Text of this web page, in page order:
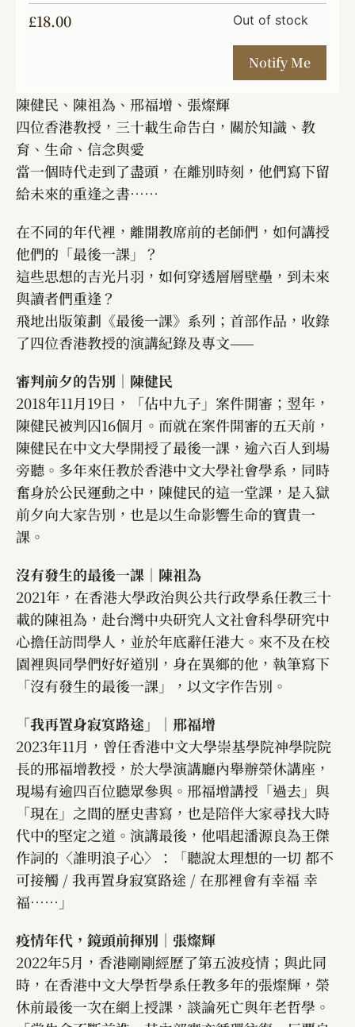
£18.00 Out of stock
陳健民、陳祖為、邢福增、張燦輝
四位香港教授，三十載生命告白，關於知識、教
育、生命、信念與愛
當一個時代走到了盡頭，在離別時刻，他們寫下留
給未來的重逢之書⋯⋯
在不同的年代裡，離開教席前的老師們，如何講授
他們的「最後一課」？
這些思想的吉光片羽，如何穿透層層壁壘，到未來
與讀者們重逢？
飛地出版策劃《最後一課》系列；首部作品，收錄
了四位香港教授的演講紀錄及專文——
審判前夕的告別｜陳健民
2018年11月19日，「佔中九子」案件開審；翌年，
陳健民被判囚16個月。而就在案件開審的五天前，
陳健民在中文大學開授了最後一課，逾六百人到場
旁聽。多年來任教於香港中文大學社會學系，同時
奮身於公民運動之中，陳健民的這一堂課，是入獄
前夕向大家告別，也是以生命影響生命的寶貴一
課。
沒有發生的最後一課｜陳祖為
2021年，在香港大學政治與公共行政學系任教三十
載的陳祖為，赴台灣中央研究人文社會科學研究中
心擔任訪問學人，並於年底辭任港大。來不及在校
園裡與同學們好好道別，身在異鄉的他，執筆寫下
「沒有發生的最後一課」，以文字作告別。
「我再置身寂寞路途」｜邢福增
2023年11月，曾任香港中文大學崇基學院神學院院
長的邢福增教授，於大學演講廳內舉辦榮休講座，
現場有逾四百位聽眾參與。邢福增講授「過去」與
「現在」之間的歷史書寫，也是陪伴大家尋找大時
代中的堅定之道。演講最後，他唱起潘源良為王傑
作詞的〈誰明浪子心〉：「聽說太理想的一切 都不
可接觸 / 我再置身寂寞路途 / 在那裡會有幸福 幸
福⋯⋯」
疫情年代，鏡頭前揮別｜張燦輝
2022年5月，香港剛剛經歷了第五波疫情；與此同
時，在香港中文大學哲學系任教多年的張燦輝，榮
休前最後一次在網上授課，談論死亡與年老哲學。